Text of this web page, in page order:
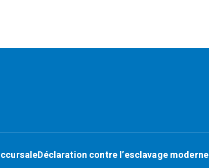
Déclaration contre l’esclavage moderne